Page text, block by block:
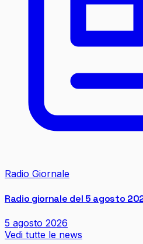
Radio Giornale
Radio giornale del 5 agosto
5 agosto 2026
Vedi tutte le news